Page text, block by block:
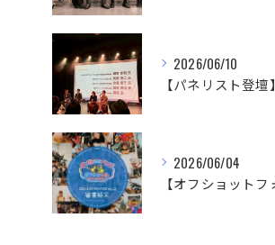
2026/06/10
【パネリスト登壇】
2026/06/04